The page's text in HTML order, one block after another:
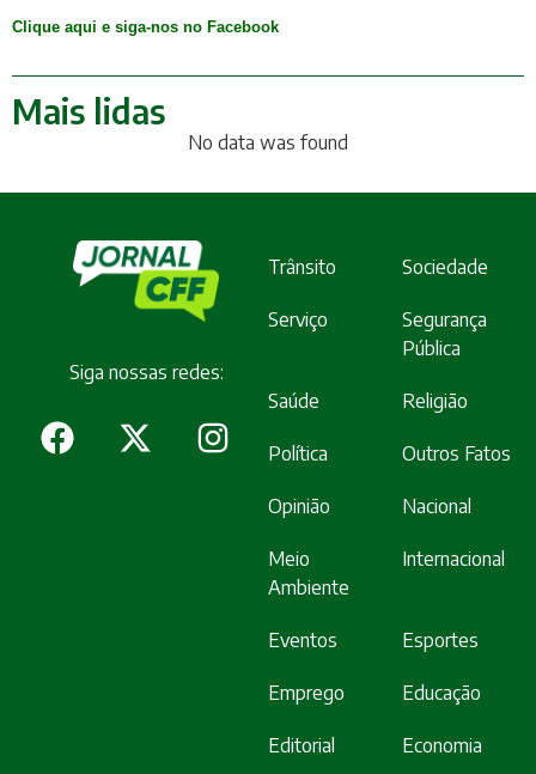
Clique aqui e siga-nos no Facebook
Mais lidas
No data was found
Siga nossas redes:
Trânsito Sociedade
Serviço
Segurança
Pública
Saúde Religião
Política Outros Fatos
Opinião Nacional
Meio
Ambiente
Internacional
Eventos Esportes
Emprego Educação
Editorial Economia